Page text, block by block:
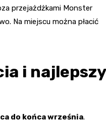
przejażdżkami Monster
Na miejscu można płacić
i najlepszy
do końca września.